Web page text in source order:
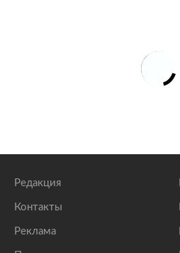
Редакция
Контакты
Реклама